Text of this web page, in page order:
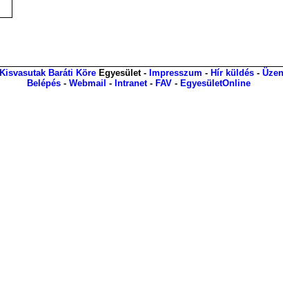
Kisvasutak Baráti Köre Egyesület - Impresszum - Hír küldés -
Belépés - Webmail - Intranet- FAV - EgyesületOnline